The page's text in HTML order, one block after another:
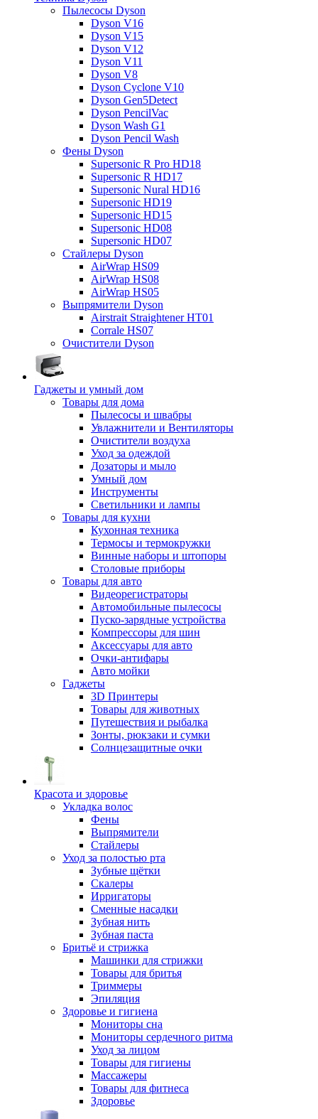
Пылесосы Dyson
Dyson V16
Dyson V15
Dyson V12
Dyson V11
Dyson V8
Dyson Cyclone V10
Dyson Gen5Detect
Dyson PencilVac
Dyson Wash G1
Dyson Pencil Wash
Фены Dyson
Supersonic R Pro HD18
Supersonic R HD17
Supersonic Nural HD16
Supersonic HD19
Supersonic HD15
Supersonic HD08
Supersonic HD07
Стайлеры Dyson
AirWrap HS09
AirWrap HS08
AirWrap HS05
Выпрямители Dyson
Airstrait Straightener HT01
Corrale HS07
Очистители Dyson
Гаджеты и умный дом
Товары для дома
Пылесосы и швабры
Увлажнители и Вентиляторы
Очистители воздуха
Уход за одеждой
Дозаторы и мыло
Умный дом
Инструменты
Светильники и лампы
Товары для кухни
Кухонная техника
Термосы и термокружки
Винные наборы и штопоры
Столовые приборы
Товары для авто
Видеорегистраторы
Автомобильные пылесосы
Пуско-зарядные устройства
Компрессоры для шин
Аксессуары для авто
Очки-антифары
Авто мойки
Гаджеты
3D Принтеры
Товары для животных
Путешествия и рыбалка
Зонты, рюкзаки и сумки
Солнцезащитные очки
Красота и здоровье
Укладка волос
Фены
Выпрямители
Стайлеры
Уход за полостью рта
Зубные щётки
Скалеры
Ирригаторы
Сменные насадки
Зубная нить
Зубная паста
Бритьё и стрижка
Машинки для стрижки
Товары для бритья
Триммеры
Эпиляция
Здоровье и гигиена
Мониторы сна
Мониторы сердечного ритма
Уход за лицом
Товары для гигиены
Массажеры
Товары для фитнеса
Здоровье